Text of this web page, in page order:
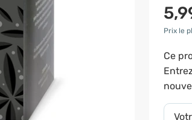
Prix le
Ce